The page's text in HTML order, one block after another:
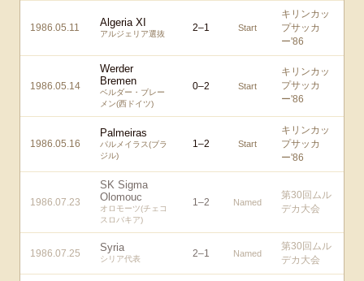
1986.05.11 Algeria XI
アルジェリア選抜
2–1 Start
キリンカッ
プサッカ
ー'86
1986.05.14
Werder
Bremen
ベルダー・ブレー
メン(西ドイツ)
0–2 Start
キリンカッ
プサッカ
ー'86
1986.05.16
Palmeiras
パルメイラス(ブラ
ジル)
1–2 Start
キリンカッ
プサッカ
ー'86
1986.07.23
SK Sigma
Olomouc
オロモーツ(チェコ
スロバキア)
1–2 Named
第30回ムル
デカ大会
1986.07.25 Syria
シリア代表 2–1 Named
第30回ムル
デカ大会